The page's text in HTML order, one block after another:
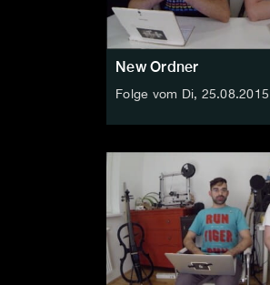
New Ordner
Folge vom Di, 25.08.2015